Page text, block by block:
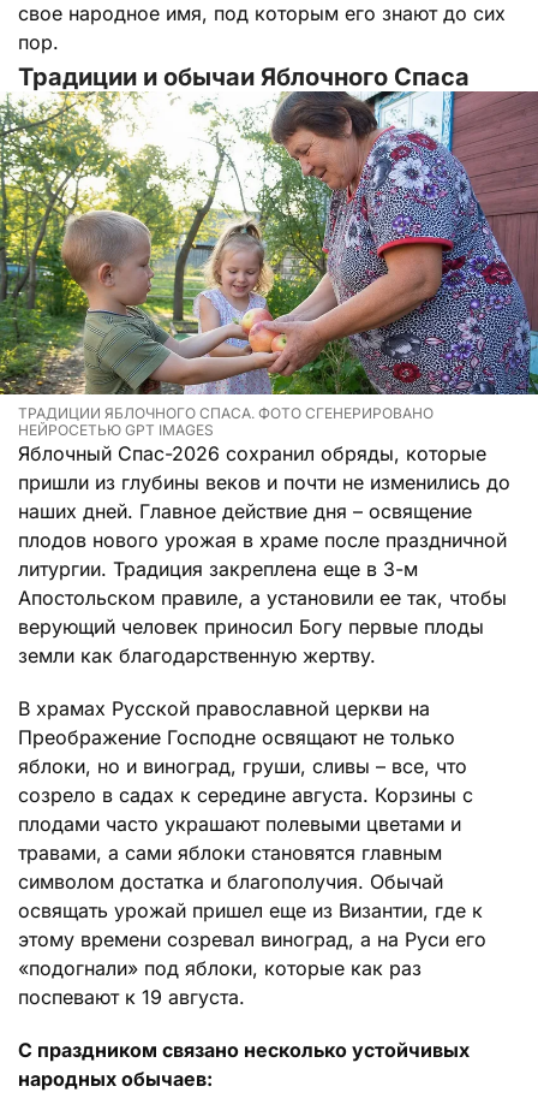
свое народное имя, под которым его знают до сих
пор.
Традиции и обычаи Яблочного Спаса
ТРАДИЦИИ ЯБЛОЧНОГО СПАСА. ФОТО СГЕНЕРИРОВАНО
НЕЙРОСЕТЬЮ GPT IMAGES
Яблочный Спас-2026 сохранил обряды, которые
пришли из глубины веков и почти не изменились до
наших дней. Главное действие дня – освящение
плодов нового урожая в храме после праздничной
литургии. Традиция закреплена еще в 3-м
Апостольском правиле, а установили ее так, чтобы
верующий человек приносил Богу первые плоды
земли как благодарственную жертву.
В храмах Русской православной церкви на
Преображение Господне освящают не только
яблоки, но и виноград, груши, сливы – все, что
созрело в садах к середине августа. Корзины с
плодами часто украшают полевыми цветами и
травами, а сами яблоки становятся главным
символом достатка и благополучия. Обычай
освящать урожай пришел еще из Византии, где к
этому времени созревал виноград, а на Руси его
«подогнали» под яблоки, которые как раз
поспевают к 19 августа.
С праздником связано несколько устойчивых
народных обычаев: